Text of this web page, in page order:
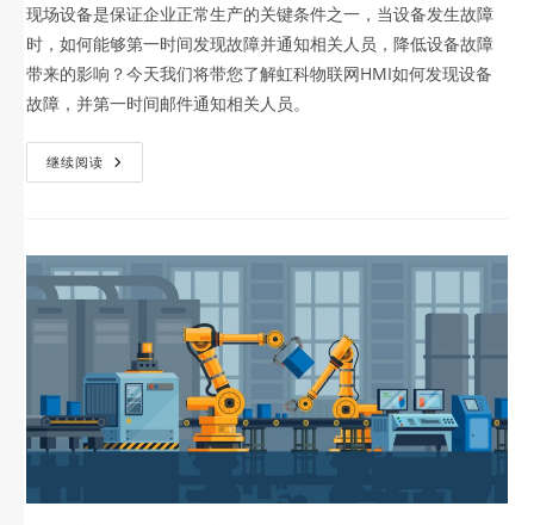
现场设备是保证企业正常生产的关键条件之一，当设备发生故障
时，如何能够第一时间发现故障并通知相关人员，降低设备故障
带来的影响？今天我们将带您了解虹科物联网HMI如何发现设备
故障，并第一时间邮件通知相关人员。
继续阅读